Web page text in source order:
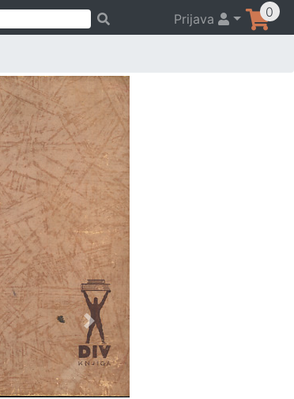
Prijava 0
Next